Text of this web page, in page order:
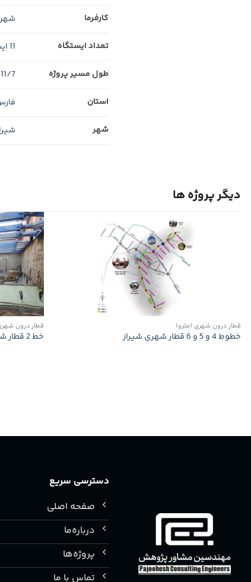
کارفرما
تعداد ایستگاه 11 ایستگاه
طول مسیر پروژه 11/7 کیلومتر
استان
شهر
دیگر پروژه ها
قطار درون شهری (مترو)
خطوط 4 و 5 و 6 قطار شهری شیراز
قطار درون
خط 2 قطار شهری اصفهان
دسترسی سریع
صفحه اصلی
درباره‌ما
پروژه‌ها
تماس با ما